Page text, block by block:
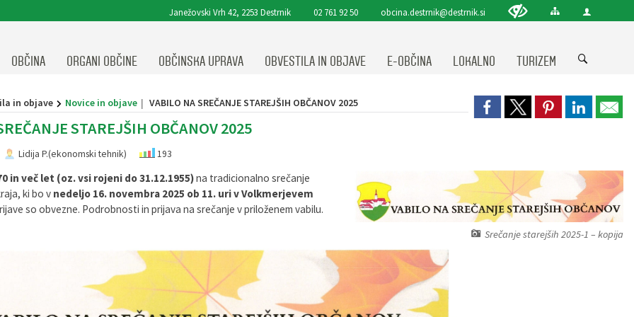
Janežovski Vrh 42, 2253 Destrnik 02 761 92 50 obcina.destrnik@destrnik.si
OBČINA ORGANI OBČINE OBČINSKA UPRAVA OBVESTILA IN OBJAVE E-OBČINA LOKALNO TURIZEM
in objave Novice in objave VABILO NA SREČANJE STAREJŠIH OBČANOV 2025
STAREJŠIH OBČANOV 2025
Lidija P.(ekonomski tehnik) 193
Srečanje starejših 2025-1 – kopija
in več let (oz. vsi rojeni do 31.12.1955)na tradicionalno srečanje
ki bo v nedeljo 16. novembra 2025 ob 11. uri v Volkmerjevem
so obvezne. Podrobnosti in prijava na srečanje v priloženem vabilu.